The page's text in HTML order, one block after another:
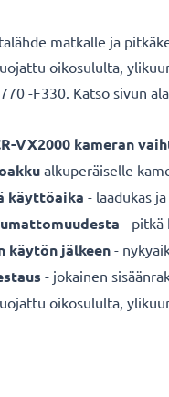
matkalle ja
oikosululta,
-F330. Katso sivun
VX2000 kameran
alkuperäiselle
käyttöaika - laadukas
- pitkä
käytön jälkeen -
- jokainen
oikosululta,